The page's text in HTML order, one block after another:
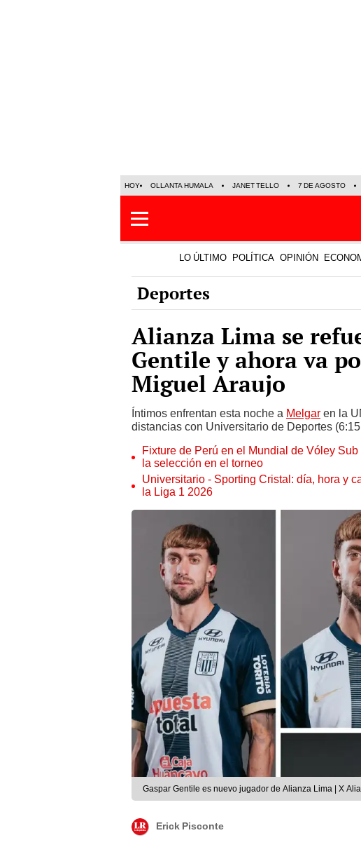
HOY OLLANTA HUMALA JANET TELLO 7 DE AGOSTO
LO ÚLTIMO POLÍTICA OPINIÓN
Deportes
Alianza Lima se
Gentile y ahora va
Miguel Araujo
Íntimos enfrentan esta noche a Melgar en la
distancias con Universitario de Deportes
Fixture de Perú en el Mundial de Vóley
la selección en el torneo
Universitario - Sporting Cristal: día, hora y
la Liga 1 2026
Gaspar Gentile es nuevo jugador de Alianza Lima | X
Erick Pisconte